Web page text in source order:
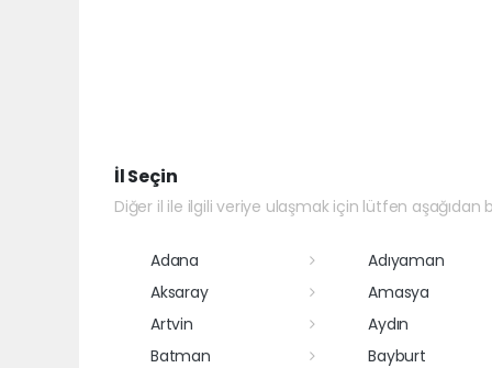
İl Seçin
Diğer il ile ilgili veriye ulaşmak için lütfen aşağıdan
Adana Adıyaman
Aksaray
Amasya
Artvin
Aydın
Batman
Bayburt